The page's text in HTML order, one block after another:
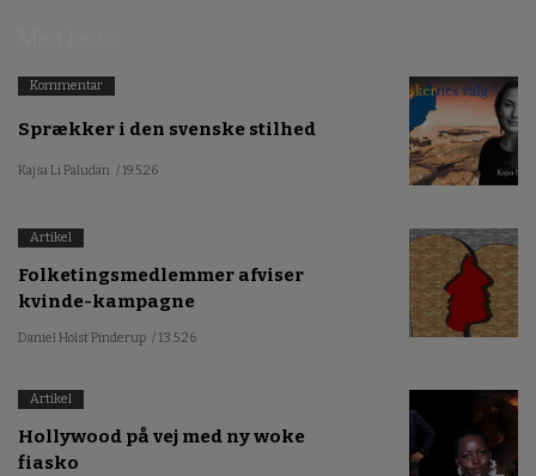
Kommentar
Sprækker i den svenske stilhed
Kajsa Li Paludan / 19.5.26
Artikel
Folketingsmedlemmer afviser
kvinde-kampagne
Daniel Holst Pinderup / 13.5.26
Artikel
Hollywood på vej med ny woke
fiasko